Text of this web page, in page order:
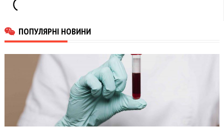
ПОПУЛЯРНІ НОВИНИ